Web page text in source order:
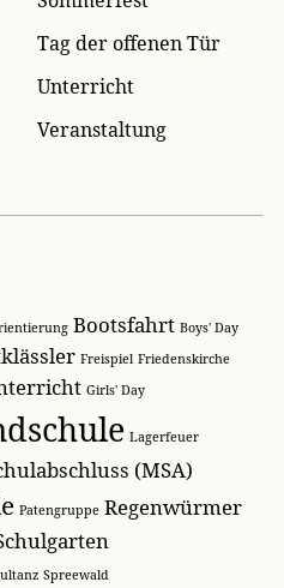
Tag der offenen Tür
Unterricht
Veranstaltung
Bootsfahrt Boys' Day
Freispiel Friedenskirche
Girls' Day
Lagerfeuer
(MSA)
Patengruppe Regenwürmer
Spreewald